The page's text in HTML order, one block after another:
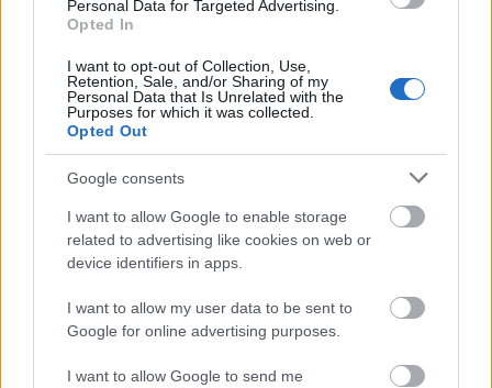
Personal Data for Targeted Advertising.
Opted In
I want to opt-out of Collection, Use,
Retention, Sale, and/or Sharing of my
Personal Data that Is Unrelated with the
Purposes for which it was collected.
Opted Out
Google consents
I want to allow Google to enable storage
related to advertising like cookies on web or
device identifiers in apps.
I want to allow my user data to be sent to
Google for online advertising purposes.
I want to allow Google to send me
MAGYAR ÉPÍTŐK
Aktuális